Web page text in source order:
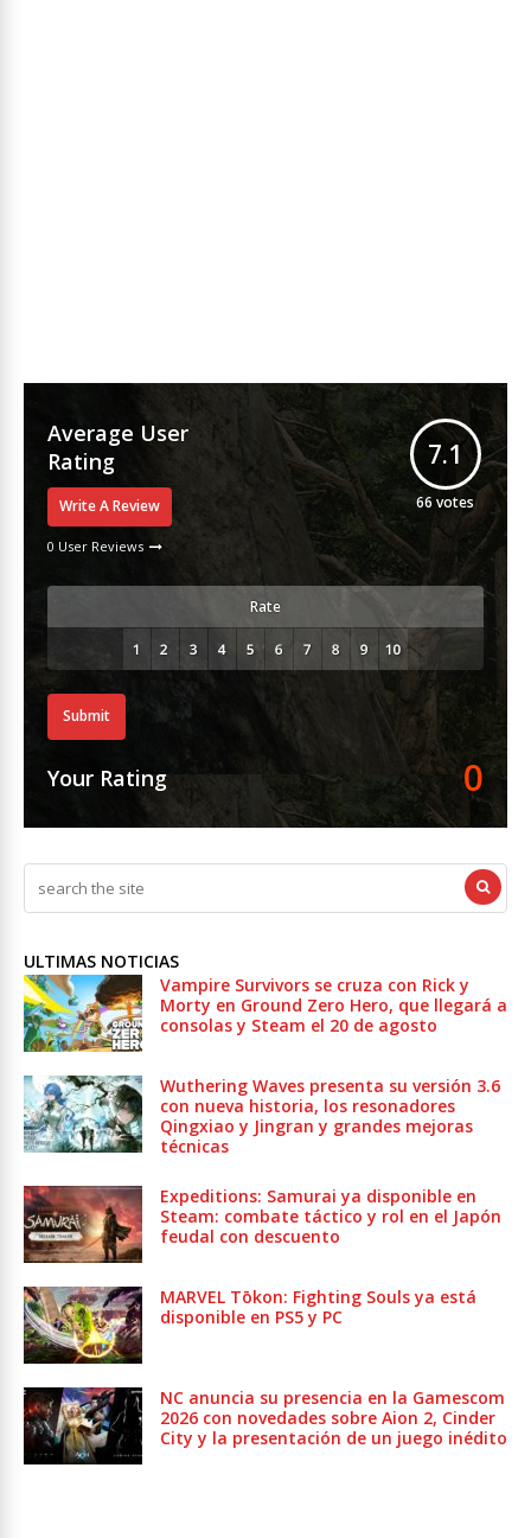
Average User
Rating
Write A Review
0 User Reviews
7.1
66 votes
Rate
Submit
Your Rating 0
ULTIMAS NOTICIAS
Vampire Survivors se cruza con Rick y
Morty en Ground Zero Hero, que llegará a
consolas y Steam el 20 de agosto
Wuthering Waves presenta su versión 3.6
con nueva historia, los resonadores
Qingxiao y Jingran y grandes mejoras
técnicas
Expeditions: Samurai ya disponible en
Steam: combate táctico y rol en el Japón
feudal con descuento
MARVEL Tōkon: Fighting Souls ya está
disponible en PS5 y PC
NC anuncia su presencia en la Gamescom
2026 con novedades sobre Aion 2, Cinder
City y la presentación de un juego inédito